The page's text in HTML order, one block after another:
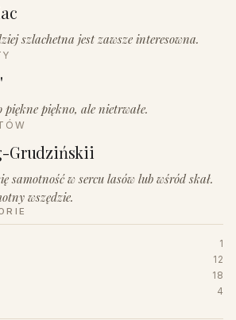
szlachetna jest zawsze interesowna.
piękno, ale nietrwałe.
Grudzińskii
samotność w sercu lasów lub wśród skał.
wszędzie.
1
12
18
4